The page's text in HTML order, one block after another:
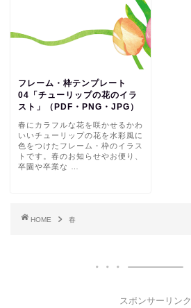
フレーム・枠テンプレート
04「チューリップの花のイラ
スト」（PDF・PNG・JPG）
春にカラフルな花を咲かせるかわ
いいチューリップの花を水彩風に
色をつけたフレーム・枠のイラス
トです。春のお知らせやお便り、
卒園や卒業な …
HOME 春
スポンサーリンク